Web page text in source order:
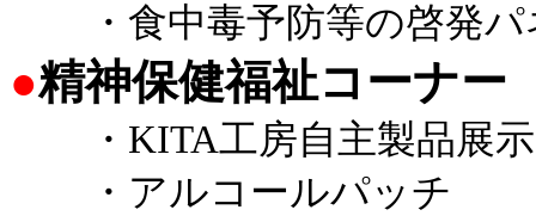
・食中毒予防等の啓発パ
●精神保健福祉コーナー
・KITA工房自主製品展示
・アルコールパッチ